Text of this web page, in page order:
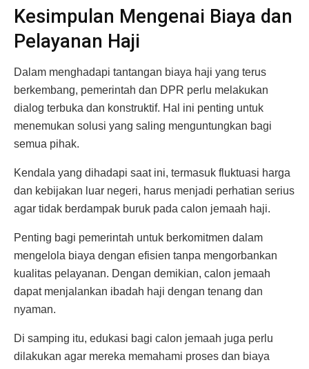
Kesimpulan Mengenai Biaya dan
Pelayanan Haji
Dalam menghadapi tantangan biaya haji yang terus
berkembang, pemerintah dan DPR perlu melakukan
dialog terbuka dan konstruktif. Hal ini penting untuk
menemukan solusi yang saling menguntungkan bagi
semua pihak.
Kendala yang dihadapi saat ini, termasuk fluktuasi harga
dan kebijakan luar negeri, harus menjadi perhatian serius
agar tidak berdampak buruk pada calon jemaah haji.
Penting bagi pemerintah untuk berkomitmen dalam
mengelola biaya dengan efisien tanpa mengorbankan
kualitas pelayanan. Dengan demikian, calon jemaah
dapat menjalankan ibadah haji dengan tenang dan
nyaman.
Di samping itu, edukasi bagi calon jemaah juga perlu
dilakukan agar mereka memahami proses dan biaya